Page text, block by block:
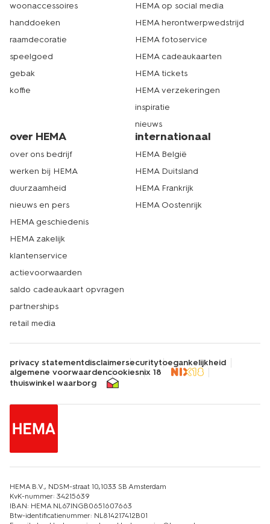
woonaccessoires
handdoeken
raamdecoratie
speelgoed
gebak
koffie
HEMA op social media
HEMA herontwerpwedstrijd
HEMA fotoservice
HEMA cadeaukaarten
HEMA tickets
HEMA verzekeringen
inspiratie
nieuws
over HEMA
over ons bedrijf
werken bij HEMA
duurzaamheid
nieuws en pers
HEMA geschiedenis
HEMA zakelijk
klantenservice
actievoorwaarden
saldo cadeaukaart opvragen
partnerships
retail media
internationaal
HEMA België
HEMA Duitsland
HEMA Frankrijk
HEMA Oostenrijk
privacy statementdisclaimersecuritytoegankelijkheid
algemene voorwaardencookiesnix 18
thuiswinkel waarborg
HEMA B.V., NDSM-straat 10,1033 SB Amsterdam
KvK-nummer: 34215639
IBAN: HEMA NL67INGB0651607663
Btw-identificatienummer: NL814217412B01